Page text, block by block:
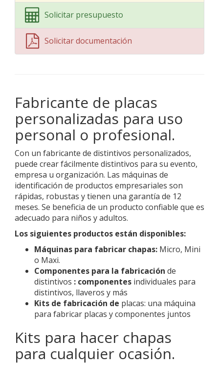
Solicitar presupuesto
Solicitar documentación
Fabricante de placas
personalizadas para uso
personal o profesional.
Con un fabricante de distintivos personalizados,
puede crear fácilmente distintivos para su evento,
empresa u organización. Las máquinas de
identificación de productos empresariales son
rápidas, robustas y tienen una garantía de 12
meses. Se beneficia de un producto confiable que es
adecuado para niños y adultos.
Los siguientes productos están disponibles:
Máquinas para fabricar chapas: Micro, Mini
o Maxi.
Componentes para la fabricación de
distintivos : componentes individuales para
distintivos, llaveros y más
Kits de fabricación de placas: una máquina
para fabricar placas y componentes juntos
Kits para hacer chapas
para cualquier ocasión.